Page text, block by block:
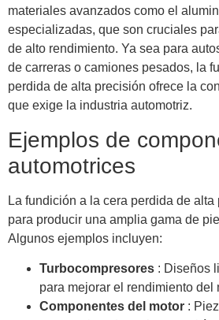
materiales avanzados como el
especializadas, que son cruciales
de alto rendimiento. Ya sea para
de carreras o camiones pesados, la
perdida de alta precisión ofrece la
que exige la industria automotriz.
Ejemplos de
automotrices
La fundición a la cera perdida de
para producir una amplia gama de
Algunos ejemplos incluyen:
Turbocompresores : Diseños
para mejorar el rendimiento del
Componentes del motor :